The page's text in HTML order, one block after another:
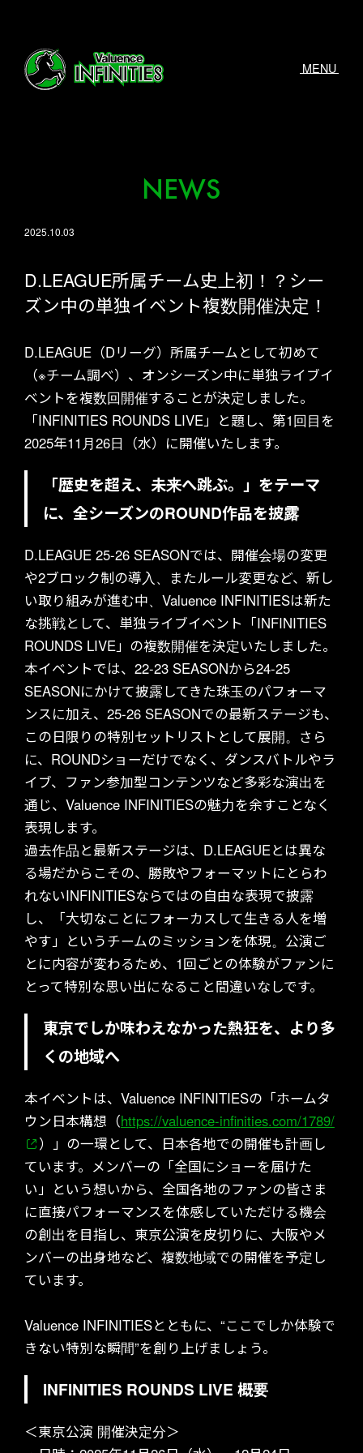
MENU
TICKET
NEWS
NEWS
2025.10.03
D.LEAGUE所属チーム史上初！？シー
ズン中の単独イベント複数開催決定！
D.LEAGUE（Dリーグ）所属チームとして初めて
（※チーム調べ）、オンシーズン中に単独ライブイ
ベントを複数回開催することが決定しました。
「INFINITIES ROUNDS LIVE」と題し、第1回目を
2025年11月26日（水）に開催いたします。
「歴史を超え、未来へ跳ぶ。」をテーマ
に、全シーズンのROUND作品を披露
D.LEAGUE 25-26 SEASONでは、開催会場の変更
や2ブロック制の導入、またルール変更など、新し
い取り組みが進む中、Valuence INFINITIESは新た
な挑戦として、単独ライブイベント「INFINITIES
ROUNDS LIVE」の複数開催を決定いたしました。
本イベントでは、22-23 SEASONから24-25
SEASONにかけて披露してきた珠玉のパフォーマ
ンスに加え、25-26 SEASONでの最新ステージも、
この日限りの特別セットリストとして展開。さら
に、ROUNDショーだけでなく、ダンスバトルやラ
イブ、ファン参加型コンテンツなど多彩な演出を
通じ、Valuence INFINITIESの魅力を余すことなく
表現します。
過去作品と最新ステージは、D.LEAGUEとは異な
る場だからこその、勝敗やフォーマットにとらわ
れないINFINITIESならではの自由な表現で披露
し、「大切なことにフォーカスして生きる人を増
やす」というチームのミッションを体現。公演ご
とに内容が変わるため、1回ごとの体験がファンに
とって特別な思い出になること間違いなしです。
東京でしか味わえなかった熱狂を、より多
くの地域へ
本イベントは、Valuence INFINITIESの「ホームタ
ウン日本構想（https://valuence-infinities.com/1789/
）」の一環として、日本各地での開催も計画し
ています。メンバーの「全国にショーを届けた
い」という想いから、全国各地のファンの皆さま
に直接パフォーマンスを体感していただける機会
の創出を目指し、東京公演を皮切りに、大阪やメ
ンバーの出身地など、複数地域での開催を予定し
ています。
Valuence INFINITIESとともに、“ここでしか体験で
きない特別な瞬間”を創り上げましょう。
INFINITIES ROUNDS LIVE 概要
＜東京公演 開催決定分＞